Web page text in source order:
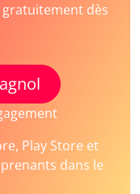
dès
Play Store et
dans le